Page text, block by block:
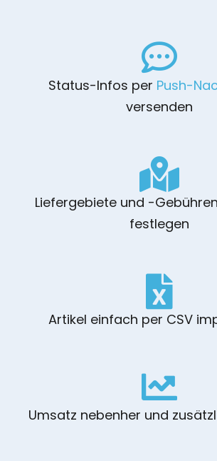
Status-Infos per Push-
versenden
Liefergebiete und -
festlegen
Artikel einfach per CSV
Umsatz nebenher und